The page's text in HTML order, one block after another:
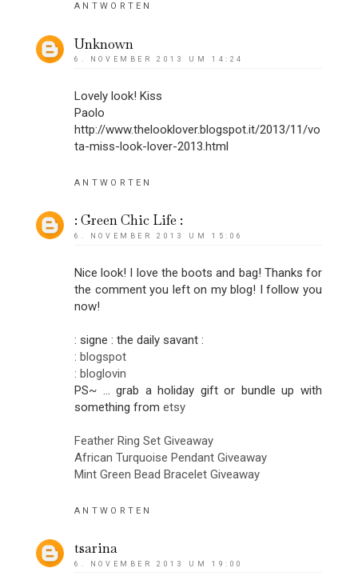
ANTWORTEN
Unknown
6. NOVEMBER 2013 UM 14:24
Lovely look! Kiss
Paolo
http://www.thelooklover.blogspot.it/2013/11/vo
ta-miss-look-lover-2013.html
ANTWORTEN
: Green Chic Life :
6. NOVEMBER 2013 UM 15:06
Nice look! I love the boots and bag! Thanks for
the comment you left on my blog! I follow you
now!
: signe : the daily savant :
: blogspot
: bloglovin
PS~ … grab a holiday gift or bundle up with
something from etsy
Feather Ring Set Giveaway
African Turquoise Pendant Giveaway
Mint Green Bead Bracelet Giveaway
ANTWORTEN
tsarina
6. NOVEMBER 2013 UM 19:00